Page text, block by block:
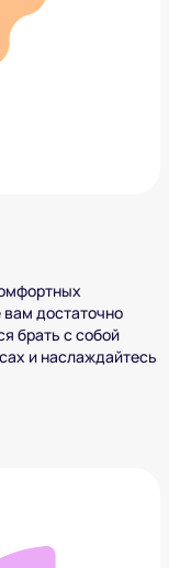
вам достаточно
брать с собой
и наслаждайтесь